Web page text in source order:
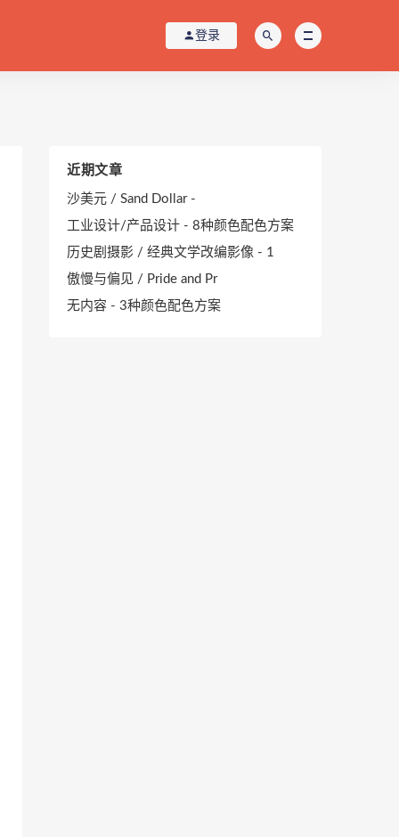
登录
近期文章
沙美元 / Sand Dollar -
工业设计/产品设计 - 8种颜色配色方案
历史剧摄影 / 经典文学改编影像 - 1
傲慢与偏见 / Pride and Pr
无内容 - 3种颜色配色方案